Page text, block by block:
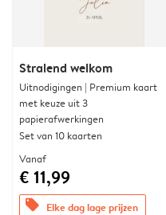
Stralend welkom
Uitnodigingen | Premium kaart
met keuze uit 3
papierafwerkingen
Set van 10 kaarten
Vanaf
€ 11,99
offers Elke dag lage prijzen